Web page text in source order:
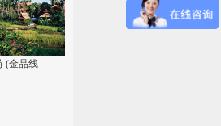
(金品线